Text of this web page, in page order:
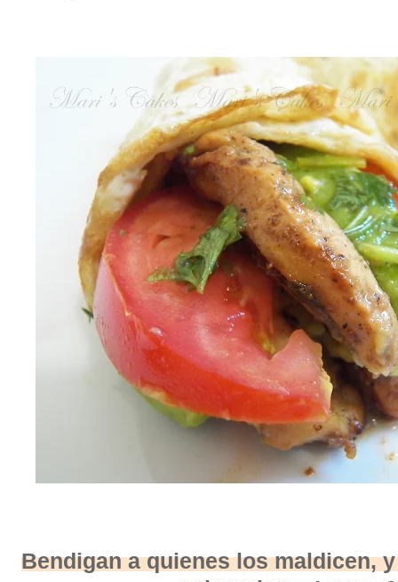
Bendigan a quienes los maldicen,